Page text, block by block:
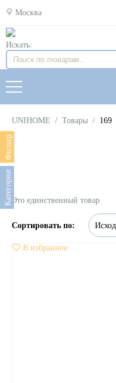
Москва
Искать:
UNIHOME / Товары / 169
Фильтр
Категории Это единственный товар
В избранное